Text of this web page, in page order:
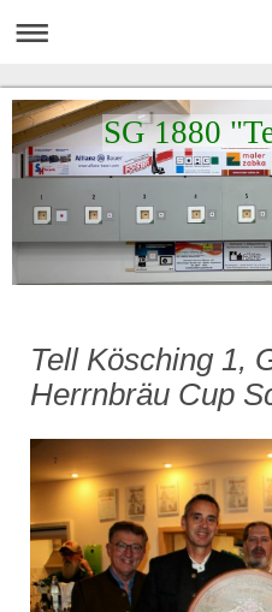
SG 1880
Tell Kösching 1,
Herrnbräu Cup